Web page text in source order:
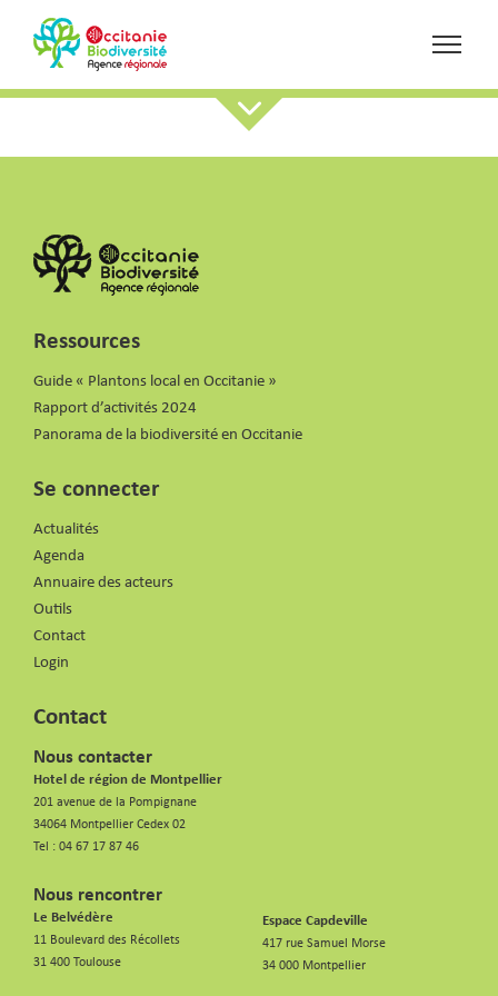
Ressources
Guide « Plantons local en Occitanie »
Rapport d’activités 2024
Panorama de la biodiversité en Occitanie
Se connecter
Actualités
Agenda
Annuaire des acteurs
Outils
Contact
Login
Contact
Nous contacter
Hotel de région de Montpellier
201 avenue de la Pompignane
34064 Montpellier Cedex 02
Tel : 04 67 17 87 46
Nous rencontrer
Le Belvédère
11 Boulevard des Récollets
31 400 Toulouse
Espace Capdeville
417 rue Samuel Morse
34 000 Montpellier